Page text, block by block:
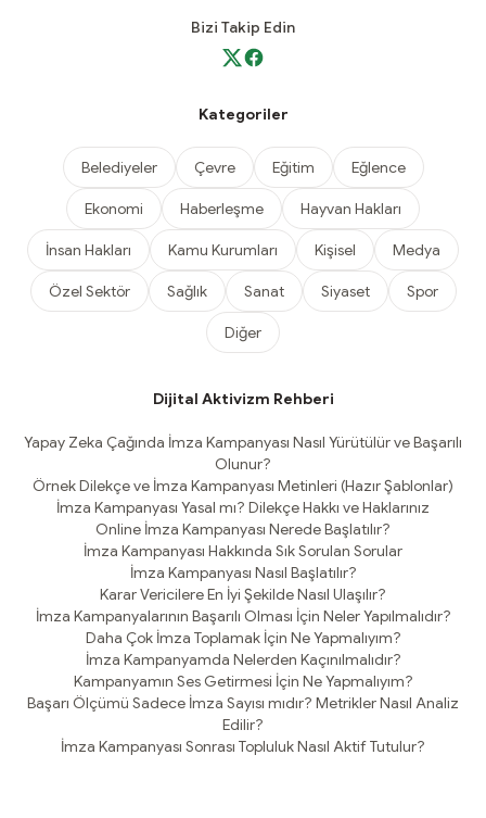
Bizi Takip Edin
Kategoriler
Belediyeler Çevre Eğitim Eğlence
Ekonomi Haberleşme Hayvan Hakları
İnsan Hakları Kamu Kurumları Kişisel Medya
Özel Sektör Sağlık Sanat Siyaset Spor
Diğer
Dijital Aktivizm Rehberi
Yapay Zeka Çağında İmza Kampanyası Nasıl Yürütülür ve Başarılı
Olunur?
Örnek Dilekçe ve İmza Kampanyası Metinleri (Hazır Şablonlar)
İmza Kampanyası Yasal mı? Dilekçe Hakkı ve Haklarınız
Online İmza Kampanyası Nerede Başlatılır?
İmza Kampanyası Hakkında Sık Sorulan Sorular
İmza Kampanyası Nasıl Başlatılır?
Karar Vericilere En İyi Şekilde Nasıl Ulaşılır?
İmza Kampanyalarının Başarılı Olması İçin Neler Yapılmalıdır?
Daha Çok İmza Toplamak İçin Ne Yapmalıyım?
İmza Kampanyamda Nelerden Kaçınılmalıdır?
Kampanyamın Ses Getirmesi İçin Ne Yapmalıyım?
Başarı Ölçümü Sadece İmza Sayısı mıdır? Metrikler Nasıl Analiz
Edilir?
İmza Kampanyası Sonrası Topluluk Nasıl Aktif Tutulur?